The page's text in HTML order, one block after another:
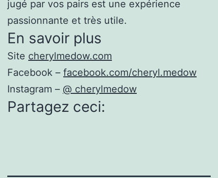
jugé par vos pairs est une expérience
passionnante et très utile.
En savoir plus
Site cherylmedow.com
Facebook – facebook.com/cheryl.medow
Instagram – @ cherylmedow
Partagez ceci: